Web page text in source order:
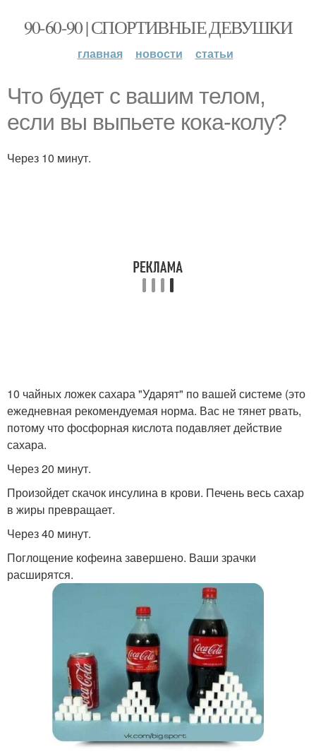
90-60-90 | СПОРТИВНЫЕ ДЕВУШКИ
главная новости статьи
Что будет с вашим телом,
если вы выпьете кока-колу?
Через 10 минут.
10 чайных ложек сахара "Ударят" по вашей системе (это
ежедневная рекомендуемая норма. Вас не тянет рвать,
потому что фосфорная кислота подавляет действие
сахара.
Через 20 минут.
Произойдет скачок инсулина в крови. Печень весь сахар
в жиры превращает.
Через 40 минут.
Поглощение кофеина завершено. Ваши зрачки
расширятся.